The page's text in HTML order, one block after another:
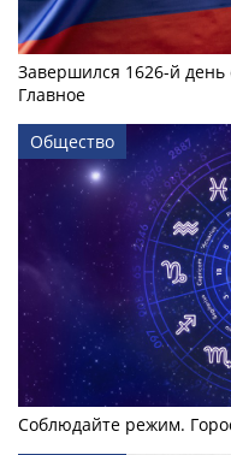
Завершился 1626-й
Главное
Общество
Соблюдайте режим.